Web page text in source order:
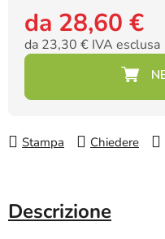
da 28,60 €
da 23,30 € IVA esclusa
Prezzo della misura:
Stampa Chiedere
Descrizione